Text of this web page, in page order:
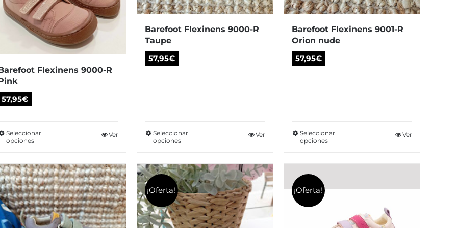
producto
producto
producto
Flexinens 9000-R
57,95€
Seleccionar
opciones
tiene
múltiples
variantes.
Las
opciones
Ver
Barefoot Flexinens 9000-R
Taupe
57,95€
Seleccionar
opciones
tiene
múltiples
variantes.
Las
opciones
Ver
Barefoot Flexinens 9001-R
Orion nude
57,95€
Seleccionar
opciones
tiene
variantes.
opciones
Ver
¡Oferta! ¡Oferta!